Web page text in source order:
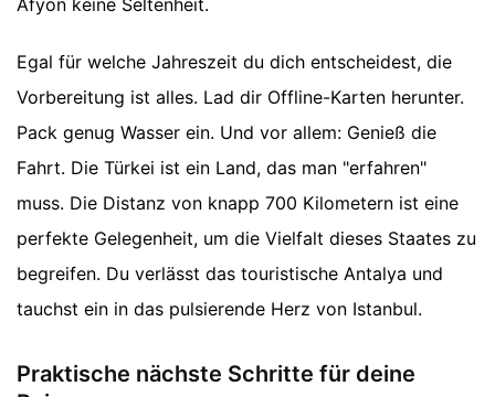
Egal für welche Jahreszeit du dich entscheidest, die
Vorbereitung ist alles. Lad dir Offline-Karten herunter.
Pack genug Wasser ein. Und vor allem: Genieß die
Fahrt. Die Türkei ist ein Land, das man "erfahren"
muss. Die Distanz von knapp 700 Kilometern ist eine
perfekte Gelegenheit, um die Vielfalt dieses Staates zu
begreifen. Du verlässt das touristische Antalya und
tauchst ein in das pulsierende Herz von Istanbul.
Praktische nächste Schritte für deine